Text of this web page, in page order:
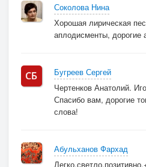
так я оказался пленным,
в бездонности голубой.
где нужная
там крепче любви
Соколова Нина
Хорошая лирическая
аплодисменты, дорогие
Бугреев Сергей
Чертенков Анатолий.
Спасибо вам, дорогие
слова!
Абульханов Фархад